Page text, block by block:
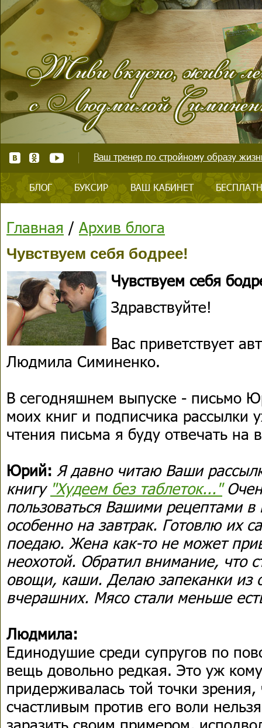
Ваш тренер по стройному образу
БЛОГ БУКСИР ВАШ КАБИНЕТ
Главная / Архив блога
Чувствуем себя бодрее!
Чувствуем себя
Здравствуйте!
Вас приветствует
Людмила Симиненко.
В сегодняшнем выпуске - письмо
моих книг и подписчика рассылки
чтения письма я буду отвечать на
Юрий: Я давно читаю Ваши
книгу "Худеем без таблеток..."
пользоваться Вашими рецептами
особенно на завтрак. Готовлю их
поедаю. Жена как-то не может
неохотой. Обратил внимание, что
овощи, каши. Делаю запеканки из
вчерашних. Мясо стали меньше
Людмила:
Единодушие среди супругов по
вещь довольно редкая. Это уж
придерживалась той точки зрения,
счастливым против его воли